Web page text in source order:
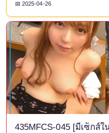
📅 2025-04-26